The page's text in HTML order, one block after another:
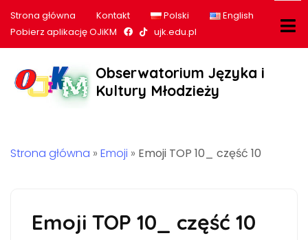
Strona główna Kontakt Polski
English
Pobierz aplikację OJiKM
Nasz profil na Facebook
Nasz profil na tiktok
ujk.edu.pl
Obserwatorium Języka i
Kultury Młodzieży
Strona główna » Emoji » Emoji TOP 10_ część 10
Emoji TOP 10_ część 10